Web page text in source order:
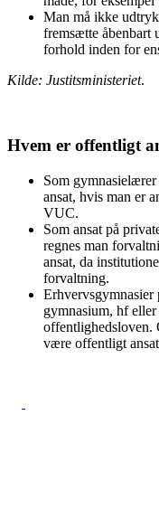
Man må ikke
fremsætte åbenbart
forhold inden for
Kilde: Justitsministeriet.
Hvem er offentligt
Som
ansat, hvis man er
VUC.
Som ansat på
regnes man
ansat, da
forvaltning.
Erhvervsgymnasier
gymnasium, hf
offentlighedsloven.
være offentligt